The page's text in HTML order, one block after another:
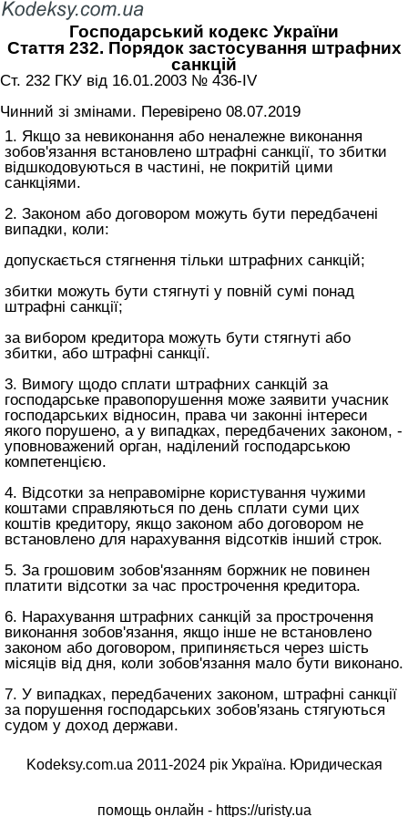
Господарський кодекс України
Стаття 232. Порядок застосування штрафних
санкцій
Ст. 232 ГКУ від 16.01.2003 № 436-IV
Чинний зі змінами. Перевірено 08.07.2019
1. Якщо за невиконання або неналежне виконання
зобов'язання встановлено штрафні санкції, то збитки
відшкодовуються в частині, не покритій цими
санкціями.
2. Законом або договором можуть бути передбачені
випадки, коли:
допускається стягнення тільки штрафних санкцій;
збитки можуть бути стягнуті у повній сумі понад
штрафні санкції;
за вибором кредитора можуть бути стягнуті або
збитки, або штрафні санкції.
3. Вимогу щодо сплати штрафних санкцій за
господарське правопорушення може заявити учасник
господарських відносин, права чи законні інтереси
якого порушено, а у випадках, передбачених законом, -
уповноважений орган, наділений господарською
компетенцією.
4. Відсотки за неправомірне користування чужими
коштами справляються по день сплати суми цих
коштів кредитору, якщо законом або договором не
встановлено для нарахування відсотків інший строк.
5. За грошовим зобов'язанням боржник не повинен
платити відсотки за час прострочення кредитора.
6. Нарахування штрафних санкцій за прострочення
виконання зобов'язання, якщо інше не встановлено
законом або договором, припиняється через шість
місяців від дня, коли зобов'язання мало бути виконано.
7. У випадках, передбачених законом, штрафні санкції
за порушення господарських зобов'язань стягуються
судом у доход держави.
Kodeksy.com.ua 2011-2024 рік Україна. Юридическая
помощь онлайн - https://uristy.ua